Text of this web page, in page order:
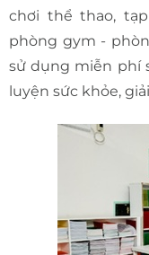
chơi thể thao,
phòng gym -
sử dụng miễn phí
luyện sức khỏe,